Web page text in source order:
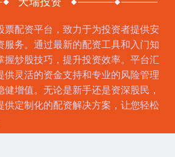
票配资平台，致力于为投资者提供安
服务。通过最新的配资工具和入门知
握炒股技巧，提升投资效率。平台汇
供灵活的资金支持和专业的风险管理
增值。无论是新手还是资深股民，
供定制化的配资解决方案，让您轻松